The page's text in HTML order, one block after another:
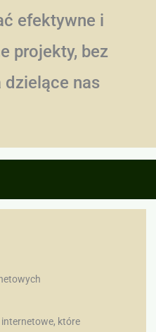
efektywne i
projekty, bez
dzielące nas
które